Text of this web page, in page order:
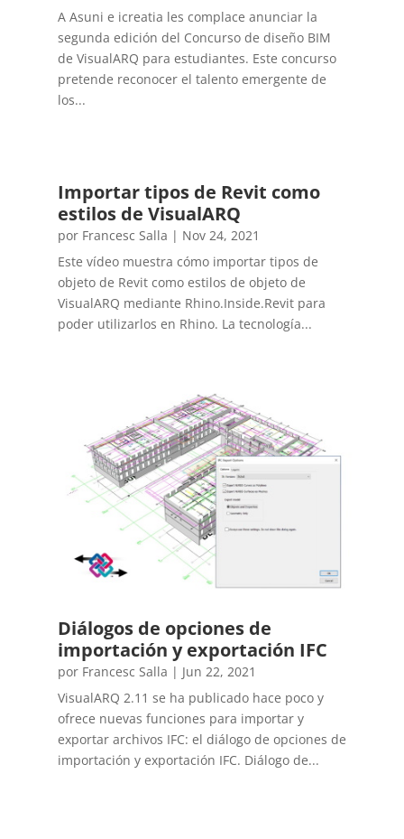
A Asuni e icreatia les complace anunciar la
segunda edición del Concurso de diseño BIM
de VisualARQ para estudiantes. Este concurso
pretende reconocer el talento emergente de
los...
Importar tipos de Revit como
estilos de VisualARQ
por Francesc Salla | Nov 24, 2021
Este vídeo muestra cómo importar tipos de
objeto de Revit como estilos de objeto de
VisualARQ mediante Rhino.Inside.Revit para
poder utilizarlos en Rhino. La tecnología...
Diálogos de opciones de
importación y exportación IFC
por Francesc Salla | Jun 22, 2021
VisualARQ 2.11 se ha publicado hace poco y
ofrece nuevas funciones para importar y
exportar archivos IFC: el diálogo de opciones de
importación y exportación IFC. Diálogo de...